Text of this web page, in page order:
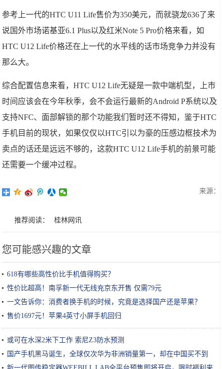
参考上一代的HTC U11 Life售价为350美元，而就骁龙636了来
说国外市场诺基亚6.1 Plus以及红米Note 5 Pro价格来看，如
HTC U12 Life价格还在上一代的水平线的话市场竞争力并没有
那么大。
综合配置信息来看，HTC U12 Life无疑是一款中端机型，上市
时间应该会在今年秋季，会不会运行最新的Android P系统以及
支持NFC、面部解锁的那个功能我们暂时还不得知，鉴于HTC
手机目前的现状，如果仅仅以HTC引以为豪的压感边框技术为
卖点的话还是远远不够的，这款HTC U12 Life手机的前景可能
还需要一个缓冲过程。
来源：
推荐阅读： 桂林网讯
您可能感兴趣的文章
618有哪些高性价比手机值得购买？
性价比超高！南孚新一代无线充京东开售 仅需79元
一文告诉你：消费者换手机的时候，究竟是选择国产还是苹果？
售价1697元！苹果4英寸小屏手机回归
或可在水深2米下工作 索尼Z3防水预测
国产手机黑马诞生，全球仅次华为非洲销量第一，却在中国买不到